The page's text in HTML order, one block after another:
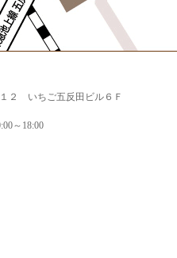
２ いちご五反田ビル６Ｆ
～18:00